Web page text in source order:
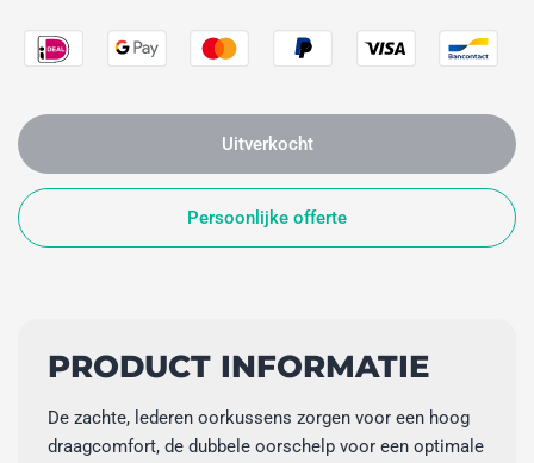
Uitverkocht
Persoonlijke offerte
PRODUCT INFORMATIE
De zachte, lederen oorkussens zorgen voor een hoog
draagcomfort, de dubbele oorschelp voor een optimale